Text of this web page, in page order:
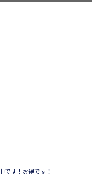
です！お得です！